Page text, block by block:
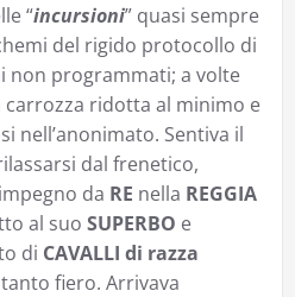
“incursioni” quasi sempre
del rigido protocollo di
non programmati; a volte
carrozza ridotta al minimo e
nell’anonimato. Sentiva il
dal frenetico,
da RE nella REGGIA
al suo SUPERBO e
di CAVALLI di razza
fiero. Arrivava